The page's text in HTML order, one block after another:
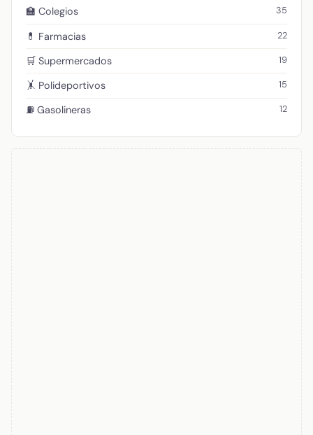
🏫 Colegios 35
💊 Farmacias 22
🛒 Supermercados 19
🤸 Polideportivos 15
⛽ Gasolineras 12